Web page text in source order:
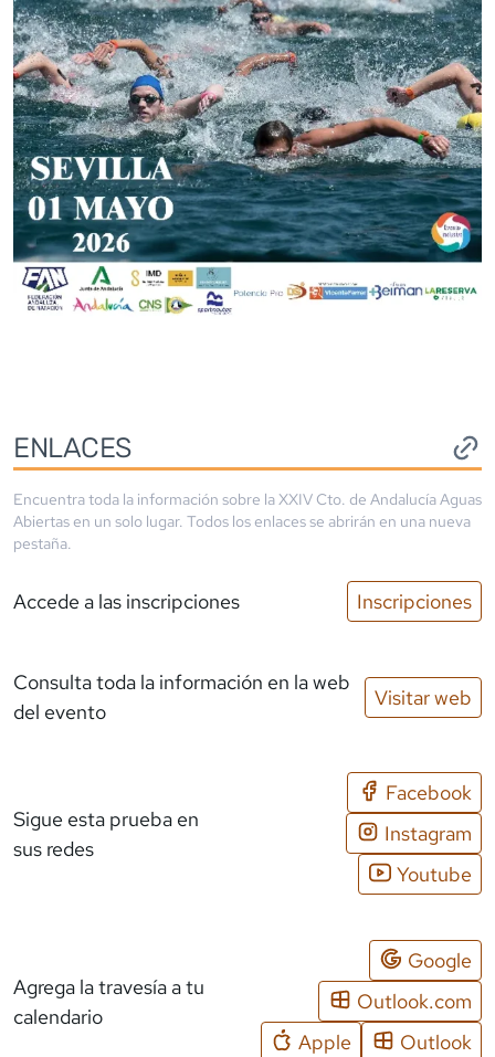
ENLACES
Encuentra toda la información sobre laXXIV Cto. de Andalucía Aguas
Abiertas en un solo lugar. Todos los enlaces se abrirán en una nueva
pestaña.
Accede a las inscripciones Inscripciones
Consulta toda la información en la web
del evento
Visitar web
Sigue esta prueba en
sus redes
Facebook
Instagram
Youtube
Agrega la travesía a tu
calendario
Google
Outlook.com
Apple
Outlook